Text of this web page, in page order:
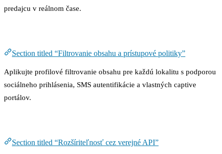
predajcu v reálnom čase.
Section titled “Filtrovanie obsahu a prístupové politiky”
Aplikujte profilové filtrovanie obsahu pre každú lokalitu s podporou
sociálneho prihlásenia, SMS autentifikácie a vlastných captive
portálov.
Section titled “Rozšíriteľnosť cez verejné API”